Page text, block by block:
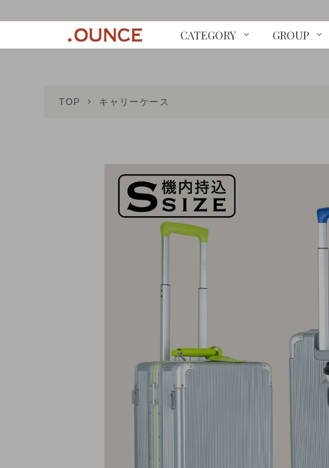
CATEGORY GROUP
TOP キャリーケース